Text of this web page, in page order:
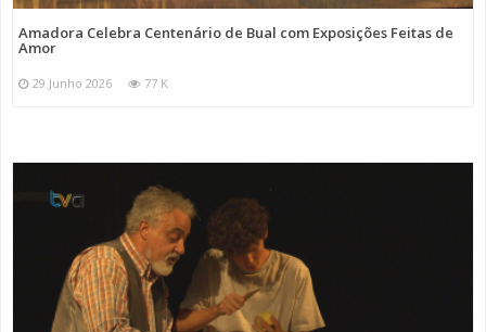
Amadora Celebra Centenário de Bual com Exposições Feitas de
Amor
29 Junho 2026 77 K